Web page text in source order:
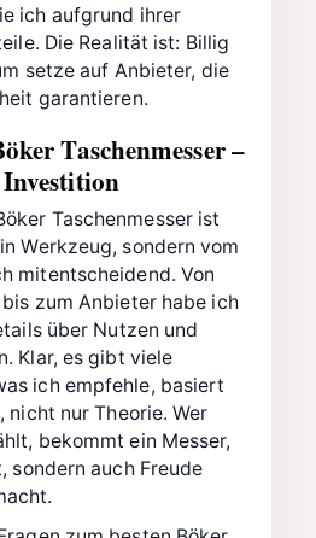
ich aufgrund ihrer
Die Realität ist: Billig
setze auf Anbieter, die
garantieren.
Taschenmesser –
Taschenmesser ist
Werkzeug, sondern vom
mitentscheidend. Von
zum Anbieter habe ich
über Nutzen und
Klar, es gibt viele
ich empfehle, basiert
nicht nur Theorie. Wer
bekommt ein Messer,
sondern auch Freude